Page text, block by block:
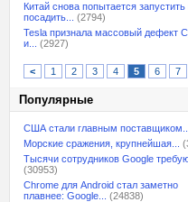
Китай снова попытается запустить
посадить...
(2794)
Tesla признала массовый дефект
и...
(2927)
< 1 2 3 4 5 6 7
Популярные
США стали главным поставщиком...
Морские сражения, крупнейшая...
Тысячи сотрудников Google
(30953)
Chrome для Android стал заметно
плавнее: Google...
(24838)